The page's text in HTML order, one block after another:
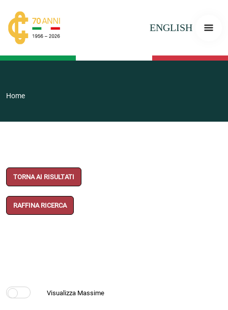
ENGLISH
Home
TORNA AI RISULTATI
RAFFINA RICERCA